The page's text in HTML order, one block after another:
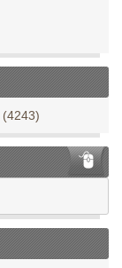
(4243)